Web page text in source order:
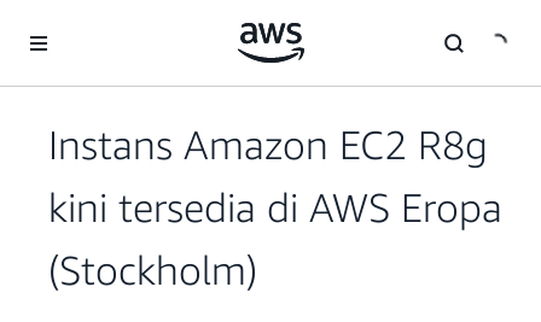
Instans Amazon EC2 R8g
kini tersedia di AWS Eropa
(Stockholm)